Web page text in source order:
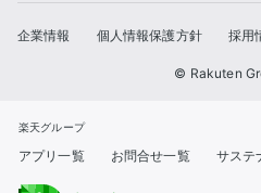
企業情報 個人情報保護方針 採用
© Rakuten
楽天グループ
アプリ一覧 お問合せ一覧 サステ